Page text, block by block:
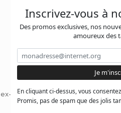
libris ?
Inscrivez-vous à
Des promos exclusives, nos
amoureux des
En cliquant ci-dessus, vous
Promis, pas de spam que des jolis